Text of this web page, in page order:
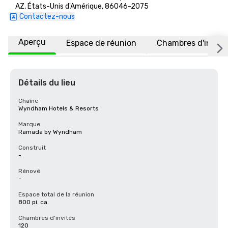
AZ, États-Unis d'Amérique, 86046-2075
Contactez-nous
Aperçu Espace de réunion Chambres
Détails du lieu
Chaîne
Wyndham Hotels & Resorts
Marque
Ramada by Wyndham
Construit
-
Rénové
-
Espace total de la réunion
800 pi. ca.
Chambres d'invités
120